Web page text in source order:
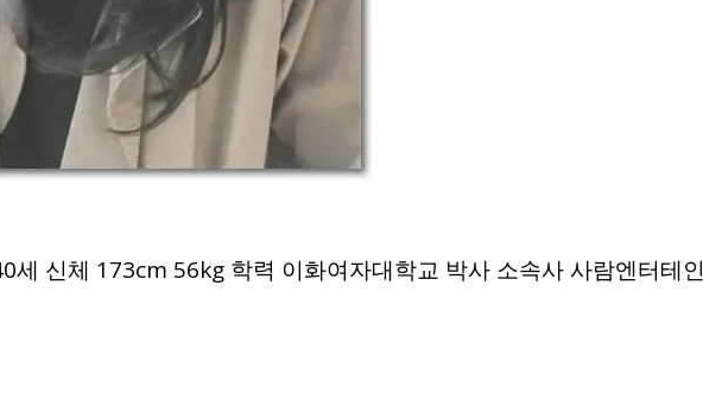
세 신체 173cm 56kg 학력 이화여자대학교 박사 소속사 사람엔터테인